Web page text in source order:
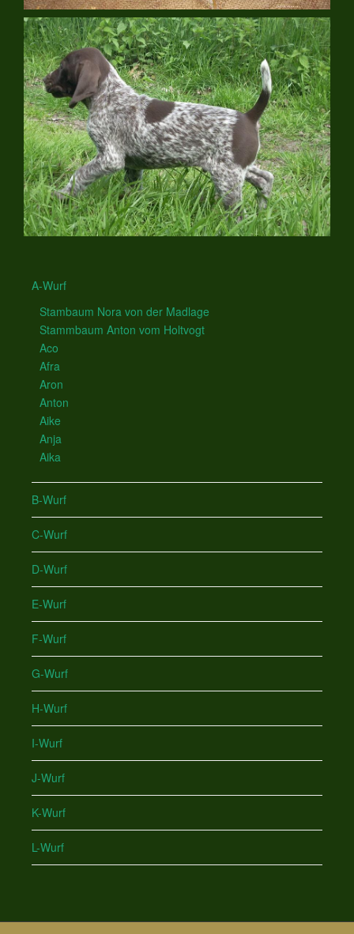
A-Wurf
Stambaum Nora von der Madlage
Stammbaum Anton vom Holtvogt
Aco
Afra
Aron
Anton
Aike
Anja
Aika
B-Wurf
C-Wurf
D-Wurf
E-Wurf
F-Wurf
G-Wurf
H-Wurf
I-Wurf
J-Wurf
K-Wurf
L-Wurf